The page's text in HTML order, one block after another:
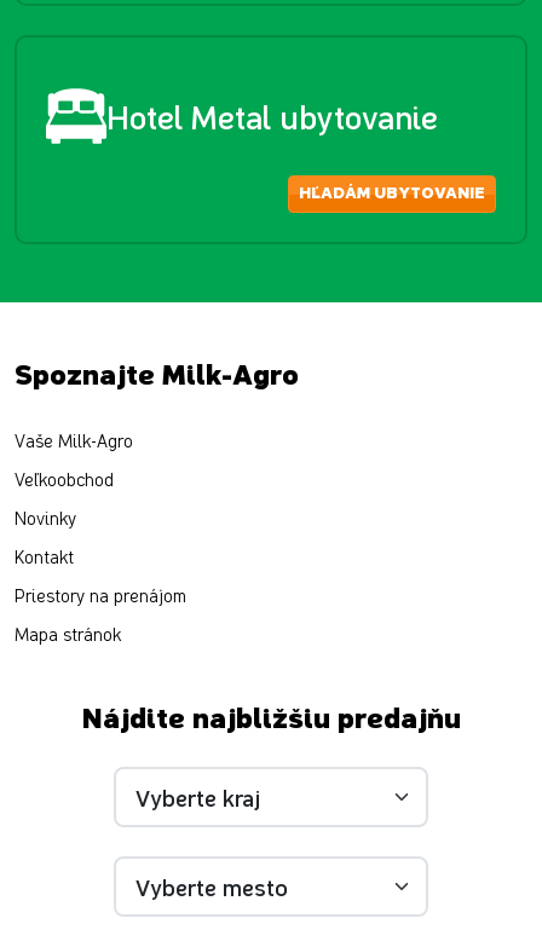
Hotel Metal ubytovanie
HĽADÁM UBYTOVANIE
Spoznajte Milk-Agro
Vaše Milk-Agro
Veľkoobchod
Novinky
Kontakt
Priestory na prenájom
Mapa stránok
Nájdite najbližšiu predajňu